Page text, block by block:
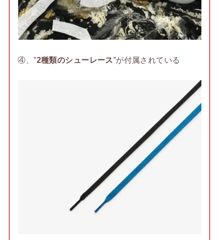
④、”2種類のシューレース”が付属されている